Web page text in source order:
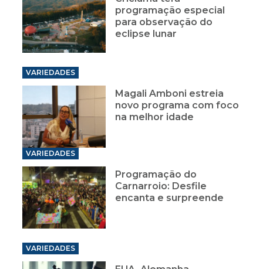
programação especial
para observação do
eclipse lunar
VARIEDADES
Magali Amboni estreia
novo programa com foco
na melhor idade
VARIEDADES
Programação do
Carnarroio: Desfile
encanta e surpreende
VARIEDADES